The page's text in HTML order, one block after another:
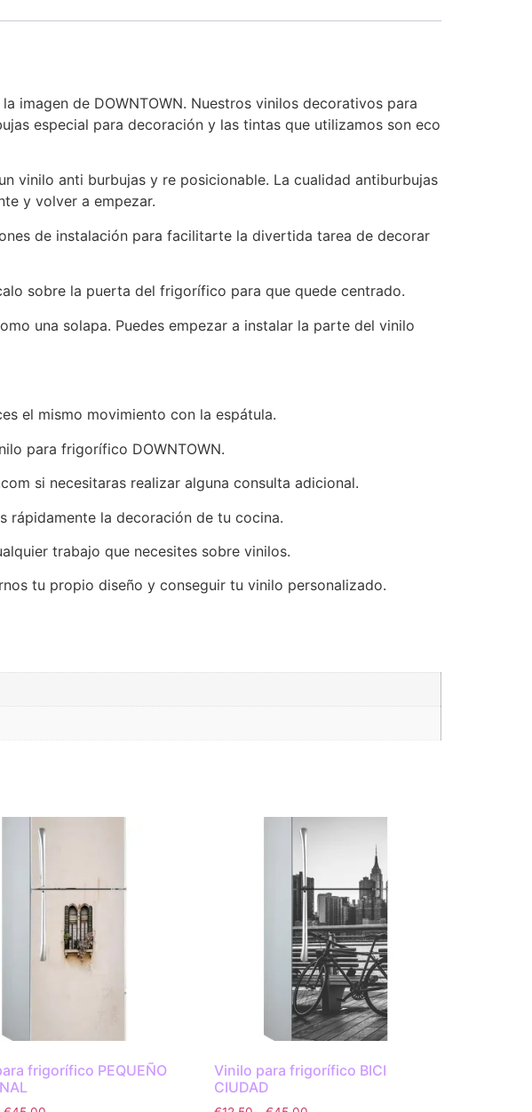
imagen de DOWNTOWN. Nuestros vinilos decorativos para
especial para decoración y las tintas que utilizamos son eco
vinilo anti burbujas y re posicionable. La cualidad antiburbujas
y volver a empezar.
de instalación para facilitarte la divertida tarea de decorar
sobre la puerta del frigorífico para que quede centrado.
una solapa. Puedes empezar a instalar la parte del vinilo
el mismo movimiento con la espátula.
para frigorífico DOWNTOWN.
si necesitaras realizar alguna consulta adicional.
rápidamente la decoración de tu cocina.
trabajo que necesites sobre vinilos.
tu propio diseño y conseguir tu vinilo personalizado.
frigorífico PEQUEÑO
Vinilo para frigorífico BICI
CIUDAD